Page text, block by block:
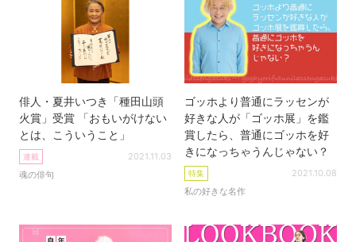
俳人・夏井いつき「種田山頭
火賞」受賞 「おもいがけない
とは、こういうこと」
連載
魂の俳句
2021.11.03
ゴッホより普通にラッセンが
好きな人が「ゴッホ展」を鑑
賞したら、普通にゴッホを好
きになっちゃうんじゃない？
特集
私の好きな名作
2021.10.08